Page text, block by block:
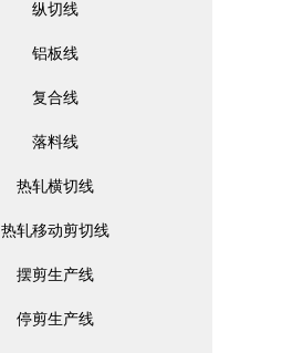
纵切线
铝板线
复合线
落料线
热轧横切线
热轧移动剪切线
摆剪生产线
停剪生产线